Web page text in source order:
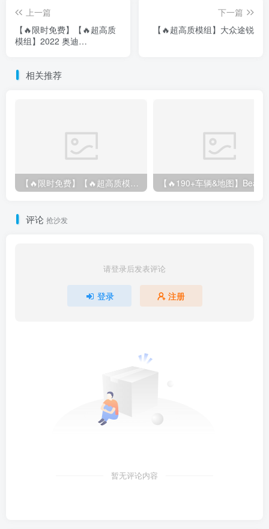
上一篇
【🔥限时免费】【🔥超高质
模组】2022 奥迪
下一篇
【🔥超高质模组】大众途锐
相关推荐
【🔥限时免费】【🔥超高质模组】2022 奥迪 A4/S4/RS4 Avant 2.61
评论 抢沙发
请登录后发表评论
登录 注册
暂无评论内容